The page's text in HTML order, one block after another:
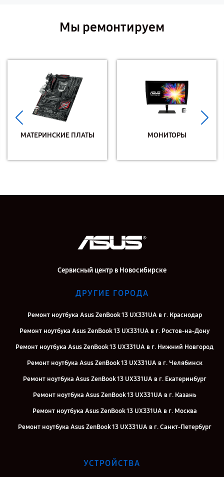
Мы ремонтируем
МАТЕРИНСКИЕ ПЛАТЫ МОНИТОРЫ
Сервисный центр в Новосибирске
ДРУГИЕ ГОРОДА
Ремонт ноутбука Asus ZenBook 13 UX331UA в г. Краснодар
Ремонт ноутбука Asus ZenBook 13 UX331UA в г. Ростов-на-Дону
Ремонт ноутбука Asus ZenBook 13 UX331UA в г. Нижний Новгород
Ремонт ноутбука Asus ZenBook 13 UX331UA в г. Челябинск
Ремонт ноутбука Asus ZenBook 13 UX331UA в г. Екатеринбург
Ремонт ноутбука Asus ZenBook 13 UX331UA в г. Казань
Ремонт ноутбука Asus ZenBook 13 UX331UA в г. Москва
Ремонт ноутбука Asus ZenBook 13 UX331UA в г. Санкт-Петербург
УСТРОЙСТВА